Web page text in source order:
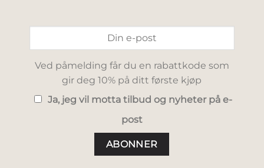
Ved påmelding får du en rabattkode som
gir deg 10% på ditt første kjøp
Ja, jeg vil motta tilbud og nyheter på e-
post